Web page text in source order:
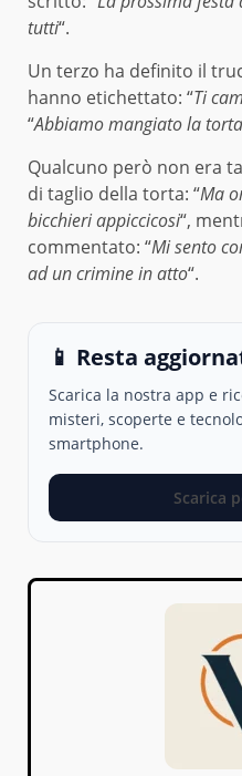
tutti“.
Un terzo ha definito il
hanno etichettato: “Ti
“Abbiamo mangiato la
Qualcuno però non era
di taglio della torta: “Ma
bicchieri appiccicosi“,
commentato: “Mi sento
ad un crimine in atto“.
📱 Resta
Scarica la nostra app e
misteri, scoperte e
smartphone.
Scarica